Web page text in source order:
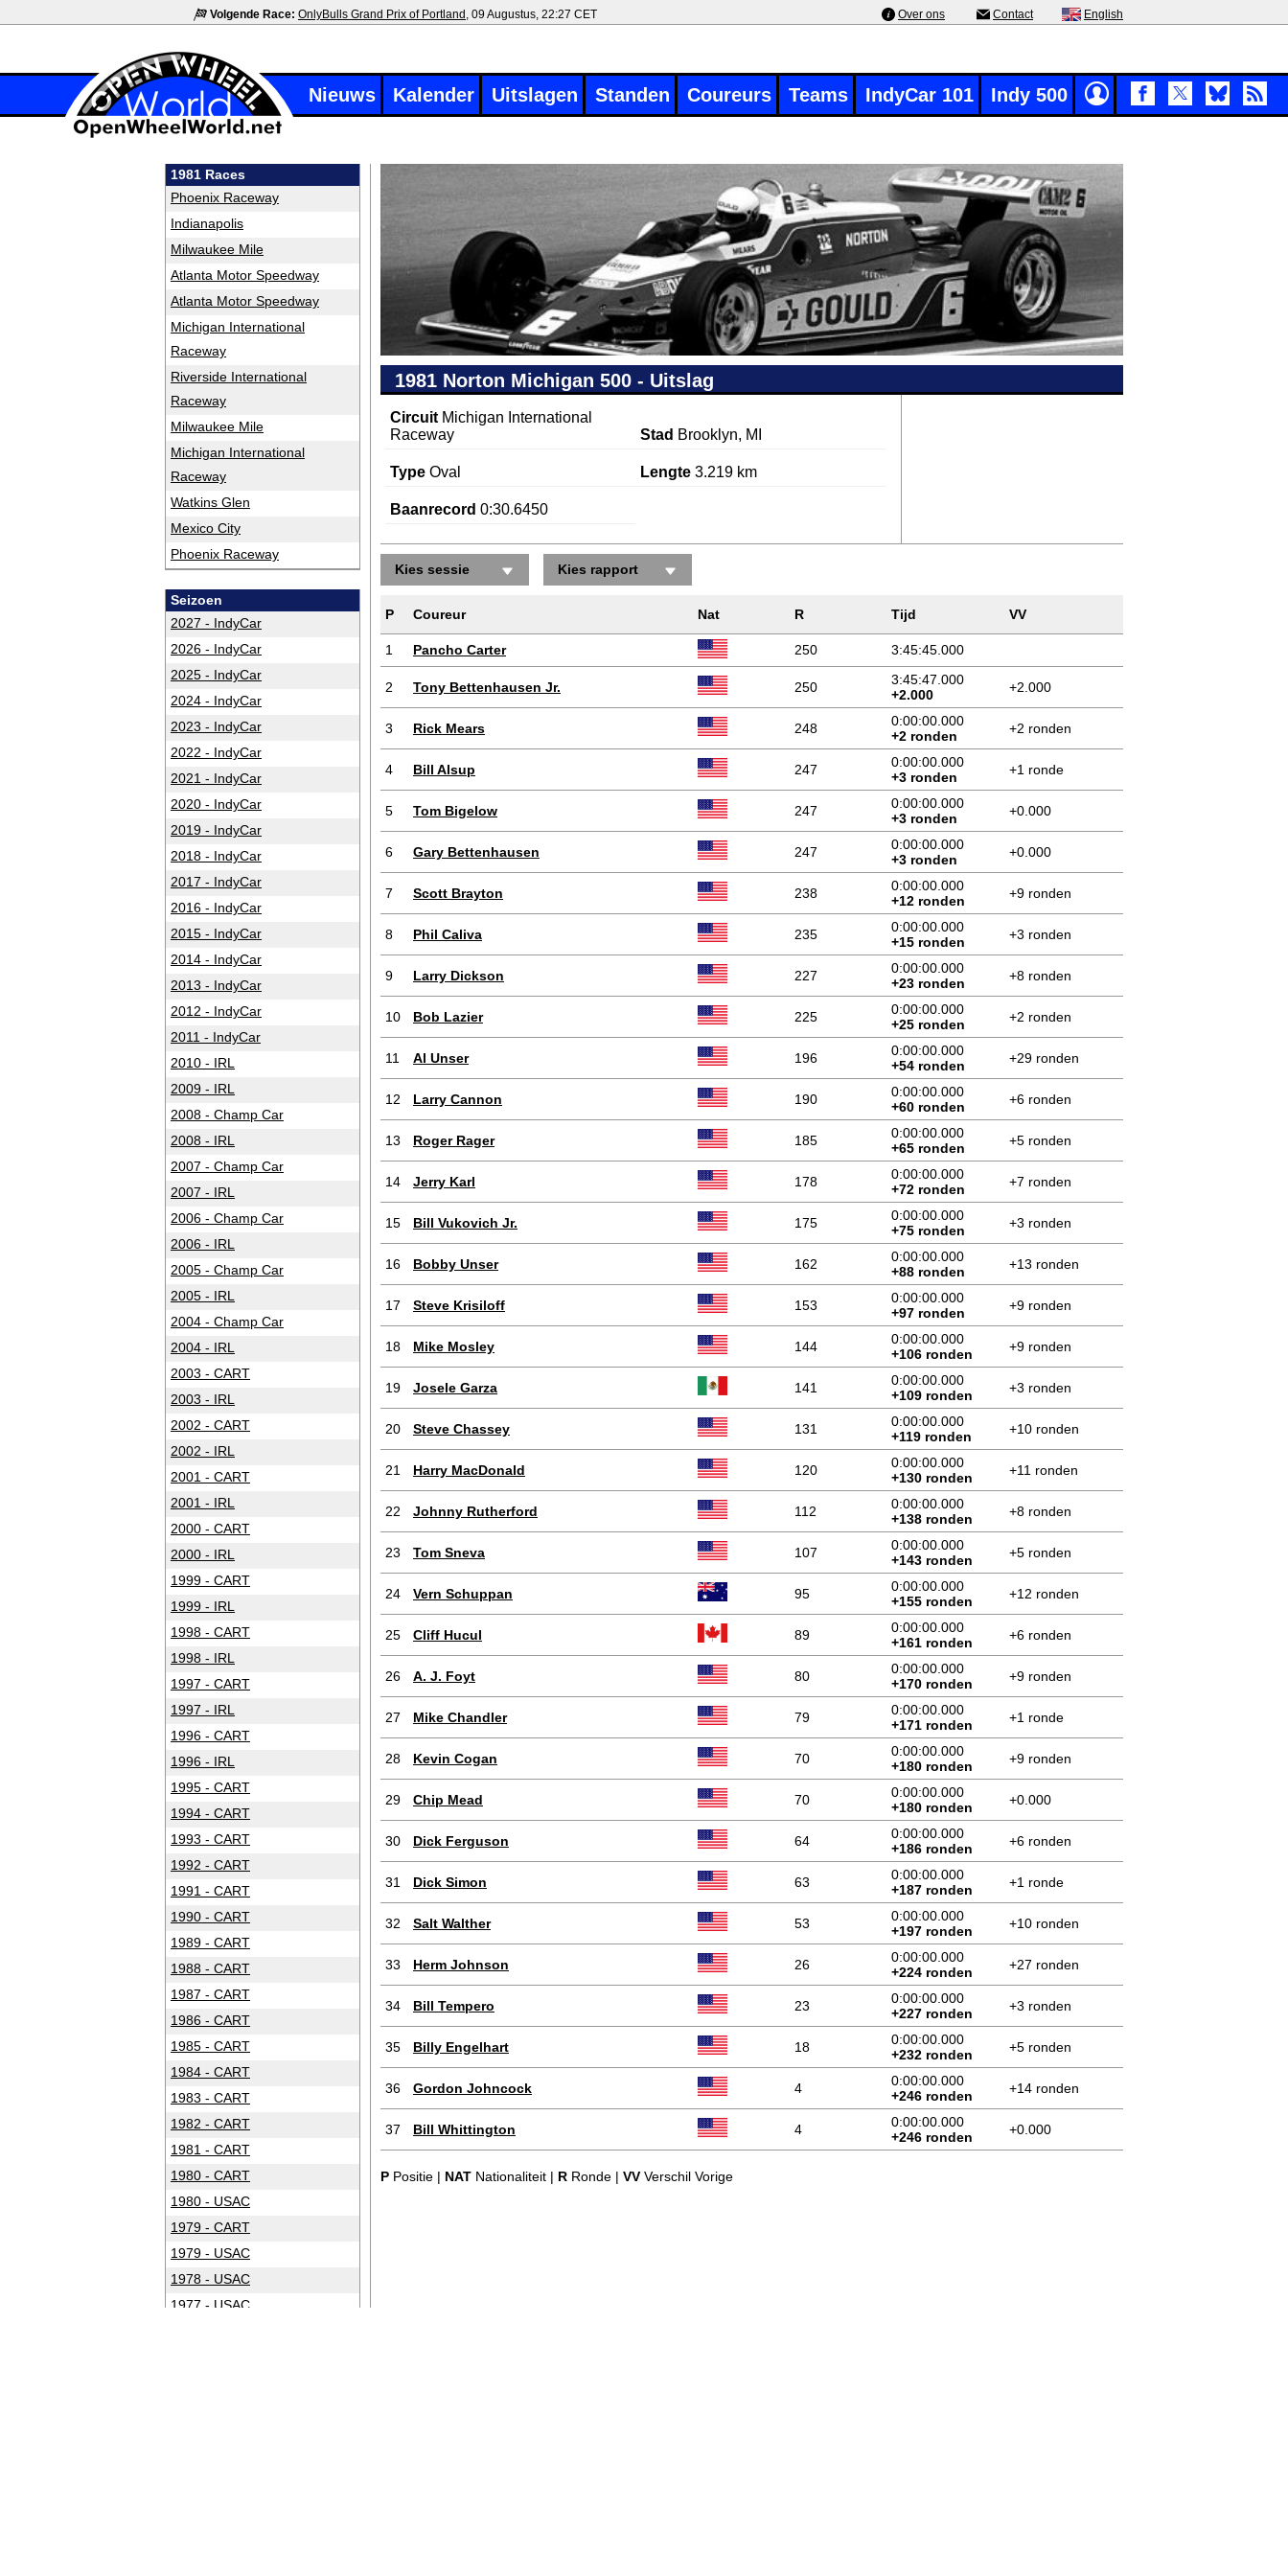
Volgende Race: OnlyBulls Grand Prix of Portland , 09 Augustus, 22:27 CET Over ons Contact English
Nieuws Kalender Uitslagen Standen Coureurs Teams IndyCar 101 Indy 500
1981 Races
Phoenix Raceway
Indianapolis
Milwaukee Mile
Atlanta Motor Speedway
Atlanta Motor Speedway
Michigan International
Raceway
Riverside International
Raceway
Milwaukee Mile
Michigan International
Raceway
Watkins Glen
Mexico City
Phoenix Raceway
Seizoen
2027 - IndyCar
2026 - IndyCar
2025 - IndyCar
2024 - IndyCar
2023 - IndyCar
2022 - IndyCar
2021 - IndyCar
2020 - IndyCar
2019 - IndyCar
2018 - IndyCar
2017 - IndyCar
2016 - IndyCar
2015 - IndyCar
2014 - IndyCar
2013 - IndyCar
2012 - IndyCar
2011 - IndyCar
2010 - IRL
2009 - IRL
2008 - Champ Car
2008 - IRL
2007 - Champ Car
2007 - IRL
2006 - Champ Car
2006 - IRL
2005 - Champ Car
2005 - IRL
2004 - Champ Car
2004 - IRL
2003 - CART
2003 - IRL
2002 - CART
2002 - IRL
2001 - CART
2001 - IRL
2000 - CART
2000 - IRL
1999 - CART
1999 - IRL
1998 - CART
1998 - IRL
1997 - CART
1997 - IRL
1996 - CART
1996 - IRL
1995 - CART
1994 - CART
1993 - CART
1992 - CART
1991 - CART
1990 - CART
1989 - CART
1988 - CART
1987 - CART
1986 - CART
1985 - CART
1984 - CART
1983 - CART
1982 - CART
1981 - CART
1980 - CART
1980 - USAC
1979 - CART
1979 - USAC
1978 - USAC
1977 - USAC
1981 Norton Michigan 500 - Uitslag
Circuit Michigan International
Raceway
Stad Brooklyn, MI
Type Oval Lengte3.219 km
Baanrecord 0:30.6450
Kies sessie Kies rapport
P Coureur Nat R Tijd VV
1 Pancho Carter 250 3:45:45.000
2 Tony Bettenhausen Jr. 250
3:45:47.000
+2.000
+2.000
3 Rick Mears 248
0:00:00.000
+2 ronden
+2 ronden
4 Bill Alsup 247
0:00:00.000
+3 ronden
+1 ronde
5 Tom Bigelow 247
0:00:00.000
+3 ronden
+0.000
6 Gary Bettenhausen 247
0:00:00.000
+3 ronden
+0.000
7 Scott Brayton 238
0:00:00.000
+12 ronden
+9 ronden
8 Phil Caliva 235
0:00:00.000
+15 ronden
+3 ronden
9 Larry Dickson 227
0:00:00.000
+23 ronden
+8 ronden
10 Bob Lazier 225
0:00:00.000
+25 ronden
+2 ronden
11 Al Unser 196
0:00:00.000
+54 ronden
+29 ronden
12 Larry Cannon 190
0:00:00.000
+60 ronden
+6 ronden
13 Roger Rager 185
0:00:00.000
+65 ronden
+5 ronden
14 Jerry Karl 178
0:00:00.000
+72 ronden
+7 ronden
15 Bill Vukovich Jr. 175
0:00:00.000
+75 ronden
+3 ronden
16 Bobby Unser 162
0:00:00.000
+88 ronden
+13 ronden
17 Steve Krisiloff 153
0:00:00.000
+97 ronden
+9 ronden
18 Mike Mosley 144
0:00:00.000
+106 ronden
+9 ronden
19 Josele Garza 141
0:00:00.000
+109 ronden
+3 ronden
20 Steve Chassey 131
0:00:00.000
+119 ronden
+10 ronden
21 Harry MacDonald 120
0:00:00.000
+130 ronden
+11 ronden
22 Johnny Rutherford 112
0:00:00.000
+138 ronden
+8 ronden
23 Tom Sneva 107
0:00:00.000
+143 ronden
+5 ronden
24 Vern Schuppan 95
0:00:00.000
+155 ronden
+12 ronden
25 Cliff Hucul 89
0:00:00.000
+161 ronden
+6 ronden
26 A. J. Foyt 80
0:00:00.000
+170 ronden
+9 ronden
27 Mike Chandler 79
0:00:00.000
+171 ronden
+1 ronde
28 Kevin Cogan 70
0:00:00.000
+180 ronden
+9 ronden
29 Chip Mead 70
0:00:00.000
+180 ronden
+0.000
30 Dick Ferguson 64
0:00:00.000
+186 ronden
+6 ronden
31 Dick Simon 63
0:00:00.000
+187 ronden
+1 ronde
32 Salt Walther 53
0:00:00.000
+197 ronden
+10 ronden
33 Herm Johnson 26
0:00:00.000
+224 ronden
+27 ronden
34 Bill Tempero 23
0:00:00.000
+227 ronden
+3 ronden
35 Billy Engelhart 18
0:00:00.000
+232 ronden
+5 ronden
36 Gordon Johncock 4
0:00:00.000
+246 ronden
+14 ronden
37 Bill Whittington 4
0:00:00.000
+246 ronden
+0.000
P Positie | NAT Nationaliteit | R Ronde | VV Verschil Vorige